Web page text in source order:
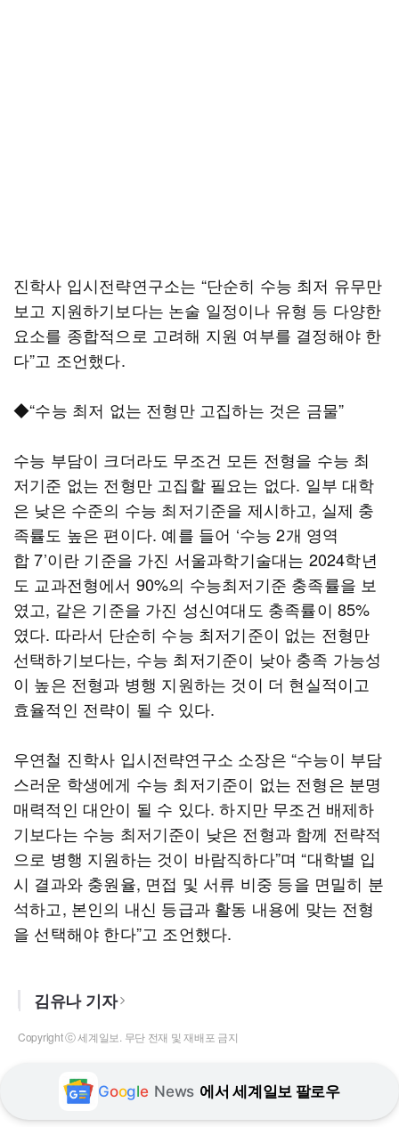
진학사 입시전략연구소는 “단순히 수능 최저 유무만
보고 지원하기보다는 논술 일정이나 유형 등 다양한
요소를 종합적으로 고려해 지원 여부를 결정해야 한
다”고 조언했다.
◆“수능 최저 없는 전형만 고집하는 것은 금물”
수능 부담이 크더라도 무조건 모든 전형을 수능 최
저기준 없는 전형만 고집할 필요는 없다. 일부 대학
은 낮은 수준의 수능 최저기준을 제시하고, 실제 충
족률도 높은 편이다. 예를 들어 ‘수능 2개 영역
합 7’이란 기준을 가진 서울과학기술대는 2024학년
도 교과전형에서 90%의 수능최저기준 충족률을 보
였고, 같은 기준을 가진 성신여대도 충족률이 85%
였다. 따라서 단순히 수능 최저기준이 없는 전형만
선택하기보다는, 수능 최저기준이 낮아 충족 가능성
이 높은 전형과 병행 지원하는 것이 더 현실적이고
효율적인 전략이 될 수 있다.
우연철 진학사 입시전략연구소 소장은 “수능이 부담
스러운 학생에게 수능 최저기준이 없는 전형은 분명
매력적인 대안이 될 수 있다. 하지만 무조건 배제하
기보다는 수능 최저기준이 낮은 전형과 함께 전략적
으로 병행 지원하는 것이 바람직하다”며 “대학별 입
시 결과와 충원율, 면접 및 서류 비중 등을 면밀히 분
석하고, 본인의 내신 등급과 활동 내용에 맞는 전형
을 선택해야 한다”고 조언했다.
김유나 기자
Copyright ⓒ 세계일보. 무단 전재 및 재배포 금지
Google News 에서 세계일보 팔로우